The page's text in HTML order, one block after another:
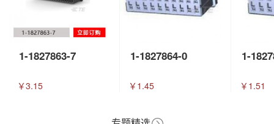
1-1827863-7
￥3.15
1-1827864-0
￥1.45
1-
￥1.51